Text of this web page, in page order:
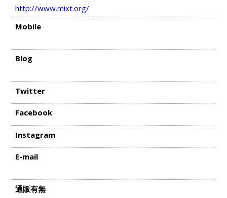
http://www.mixt.org/
Mobile
Blog
Twitter
Facebook
Instagram
E-mail
通販有無